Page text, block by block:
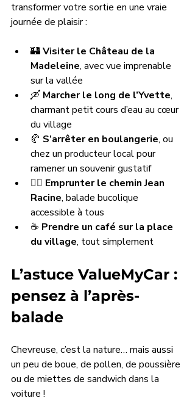
transformer votre sortie en une vraie
journée de plaisir :
🏰 Visiter le Château de la
Madeleine, avec vue imprenable
sur la vallée
🛶 Marcher le long de l’Yvette,
charmant petit cours d’eau au cœur
du village
🥐 S’arrêter en boulangerie, ou
chez un producteur local pour
ramener un souvenir gustatif
🚶‍♀️ Emprunter le chemin Jean
Racine, balade bucolique
accessible à tous
☕ Prendre un café sur la place
du village, tout simplement
L’astuce ValueMyCar :
pensez à l’après-
balade
Chevreuse, c’est la nature… mais aussi
un peu de boue, de pollen, de poussière
ou de miettes de sandwich dans la
voiture !